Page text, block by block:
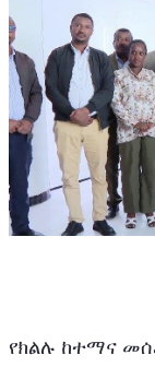
የክልሉ ከተማና